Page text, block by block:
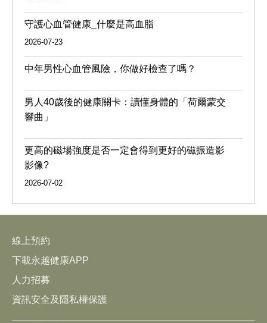
守護心血管健康_什麼是高血脂
2026-07-23
中年男性心血管風險，你做好檢查了嗎？
男人40歲後的健康關卡：讀懂身體的「荷爾蒙交
響曲」
更高的磁場強度是否一定會得到更好的磁振造影
影像?
2026-07-02
線上預約
下載永越健康APP
人力招募
資訊安全及隱私權保護